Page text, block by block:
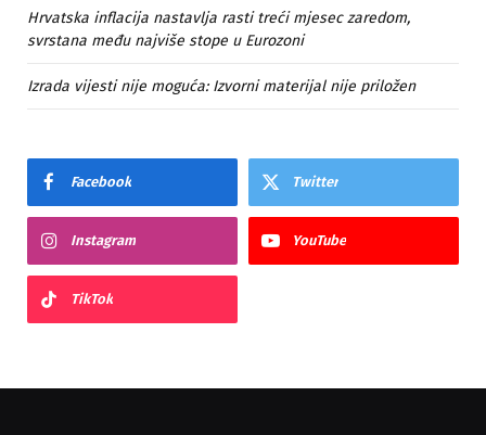
Hrvatska inflacija nastavlja rasti treći mjesec zaredom,
svrstana među najviše stope u Eurozoni
Izrada vijesti nije moguća: Izvorni materijal nije priložen
Facebook Twitter
Instagram YouTube
TikTok